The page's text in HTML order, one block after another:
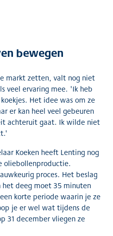
bewegen
markt zetten, valt nog niet
veel ervaring mee. 'Ik heb
Het idee was om ze
er kan heel veel gebeuren
achteruit gaat. Ik wilde niet
Koeken heeft Lenting nog
oliebollenproductie.
proces. Het beslag
het deeg moet 35 minuten
korte periode waarin je ze
je er wel wat tijdens de
31 december vliegen ze